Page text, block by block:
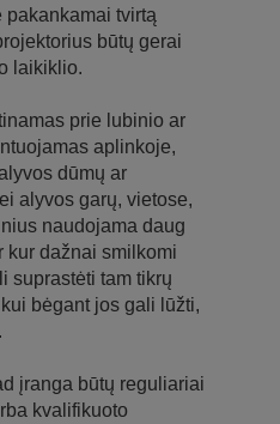
pakankamai tvirtą
būtų gerai
laikiklio.
prie lubinio ar
aplinkoje,
dūmų ar
alyvos garų, vietose,
naudojama daug
kur dažnai smilkomi
suprastėti tam tikrų
bėgant jos gali lūžti,
įranga būtų reguliariai
kvalifikuoto